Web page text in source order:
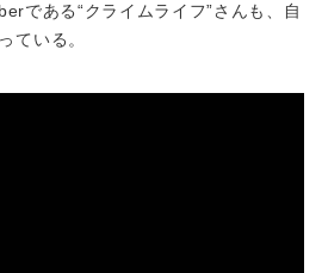
である“クライムライフ”さんも、自
ている。